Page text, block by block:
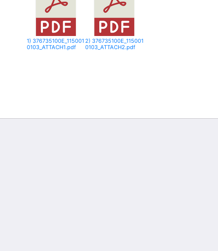
1) 376735100E_115001
0103_ATTACH1.pdf
2) 376735100E_115001
0103_ATTACH2.pdf